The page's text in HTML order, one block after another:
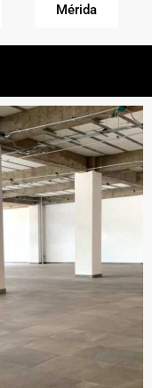
Mérida